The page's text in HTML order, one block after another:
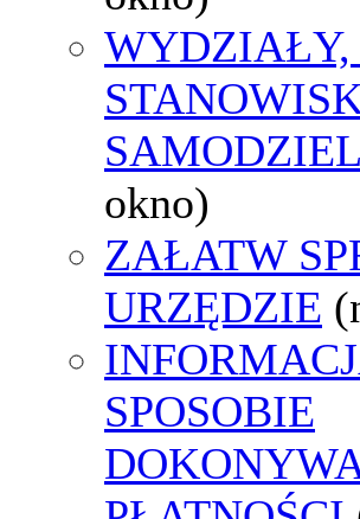
WYDZIAŁY,
okno)
ZAŁATW
URZĘDZIE
SPOSOBIE